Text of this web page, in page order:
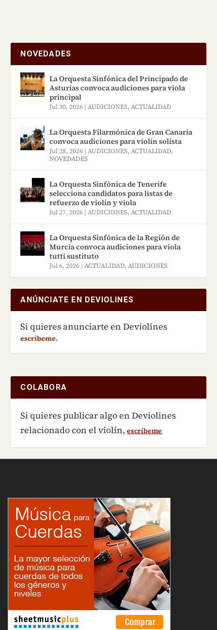
NOVEDADES
La Orquesta Sinfónica del Principado de
Asturias convoca audiciones para viola
principal
Jul 30, 2026 |AUDICIONES,ACTUALIDAD
La Orquesta Filarmónica de Gran Canaria
convoca audiciones para violín solista
Jul 28, 2026 |AUDICIONES,ACTUALIDAD,
NOVEDADES
La Orquesta Sinfónica de Tenerife
selecciona candidatos para listas de
refuerzo de violín y viola
Jul 27, 2026 |AUDICIONES,ACTUALIDAD
La Orquesta Sinfónica de la Región de
Murcia convoca audiciones para viola
tutti sustituto
Jul 6, 2026 |ACTUALIDAD,AUDICIONES
ANÚNCIATE EN DEVIOLINES
Si quieres anunciarte en Deviolines
escríbeme.
COLABORA
Si quieres publicar algo en Deviolines
relacionado con el violín,escríbeme